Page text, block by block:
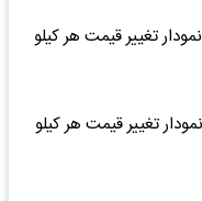
هر کیلو خاموت ۸ - - - ۴۷,۰۰۰ (۰.۰۰%)۰ نمودار تغییر قیمت هر کیلو
هر کیلو خاموت ۱۰ - - - ۴۲,۰۰۰ (۰.۰۰%)۰ نمودار تغییر قیمت هر کیلو